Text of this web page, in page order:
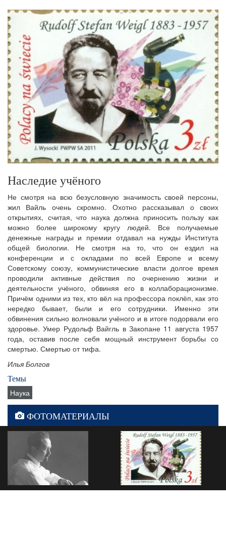
Наследие учёного
Не смотря на всю безусловную значимость своей персоны,
жил Вайль очень скромно. Охотно рассказывал о своих
открытиях, считая, что наука должна приносить пользу как
можно более широкому кругу людей. Все получаемые
денежные награды и премии отдавал на нужды Института
общей биологии. Не смотря на то, что он ездил на
конференции и с окладами по всей Европе и всему
Советскому союзу, коммунистические власти долгое время
проводили активные действия по очернению жизни и
деятельности учёного, обвиняя его в коллаборационизме.
Причём одними из тех, кто вёл на профессора поклёп, как это
нередко бывает, были и его сотрудники. Именно эти
обвинения сильно волновали учёного и в итоге подорвали его
здоровье. Умер Рудольф Вайгль в Закопане 11 августа 1957
года, оставив после себя мощный инструмент борьбы со
смертью. Смертью от тифа.
Илья Болгов
Темы
Наука
ФОТОМАТЕРИАЛЫ